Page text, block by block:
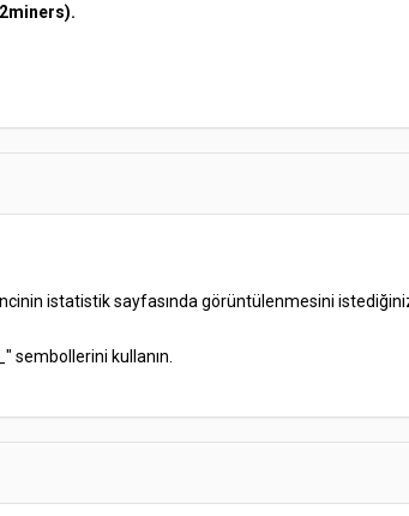
istatistik sayfasında görüntülenmesini
sembollerini kullanın.